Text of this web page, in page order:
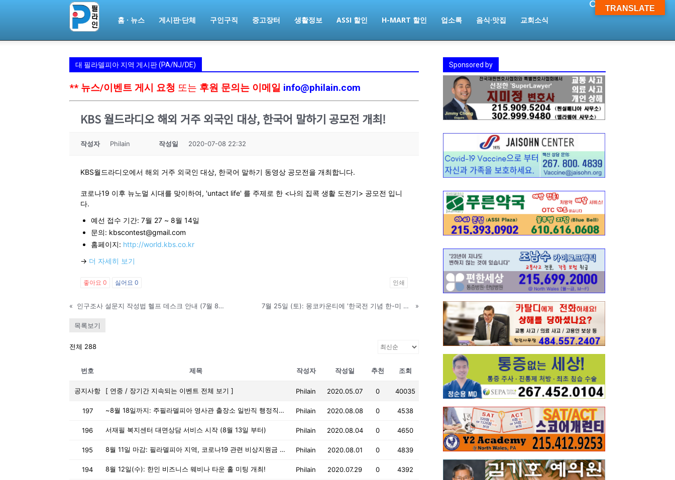
라
인
ￜ
라
지
홈 · 뉴스 게시판·단체 구인구직 중고장터 생활정보 ASSI 할인 H-MART 할인 업소록 음식·맛집 교회소식
대 필라델피아 지역 게시판 (PA/NJ/DE)
** 뉴스/이벤트 게시 요청 또는 후원 문의는 이메일 info@philain.com
KBS 월드라디오 해외 거주 외국인 대상, 한국어 말하기 공모전 개최!
작성자 Philain 작성일 2020-07-08 22:32
KBS월드라디오에서 해외 거주 외국인 대상, 한국어 말하기 동영상 공모전을 개최합니다.
코로나19 이후 뉴노멀 시대를 맞이하여, 'untact life' 를 주제로 한 <나의 집콕 생활 도전기> 공모전 입니
다.
예선 접수 기간: 7월 27 ~ 8월 14일
문의: kbscontest@gmail.com
홈페이지: http://world.kbs.co.kr
→ 더 자세히 보기
좋아요 0 싫어요 0 인쇄
« 인구조사 설문지 작성법 헬프 데스크 안내 (7월 8일 업데이트 됨) 7월 25일 (토): 몽코카운티에 '한국전 기념 한-미 동맹 평화공원' 준공식 거행! »
목록보기
전체 288
번호 제목 작성자 작성일 추천 조회
공지사항 [ 연중 / 장기간 지속되는 이벤트 전체 보기 ] Philain 2020.05.07 0 40035
197 ~8월 18일까지: 주필라델피아 영사관 출장소 일반직 행정직원 채용 공고 Philain 2020.08.08 0 4538
196 서재필 복지센터 대면상담 서비스 시작 (8월 13일 부터) Philain 2020.08.04 0 4650
195 8월 11일 마감: 필라델피아 지역, 코로나19 관련 비상지원금 빨리 신청하세요! Philain 2020.08.01 0 4839
194 8월 12일(수): 한인 비즈니스 웨비나 타운 홀 미팅 개최! Philain 2020.07.29 0 4392
Sponsored by
TRANSLATE